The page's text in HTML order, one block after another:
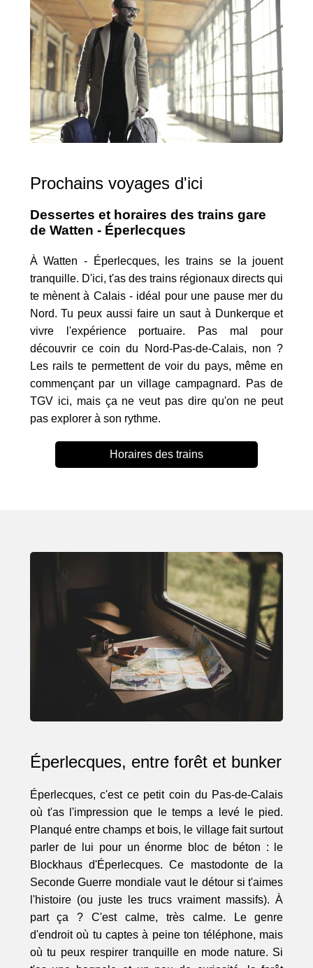
Prochains voyages d'ici
Dessertes et horaires des trains gare
de Watten - Éperlecques
À Watten - Éperlecques, les trains se la jouent
tranquille. D'ici, t'as des trains régionaux directs qui
te mènent à Calais - idéal pour une pause mer du
Nord. Tu peux aussi faire un saut à Dunkerque et
vivre l'expérience portuaire. Pas mal pour
découvrir ce coin du Nord-Pas-de-Calais, non ?
Les rails te permettent de voir du pays, même en
commençant par un village campagnard. Pas de
TGV ici, mais ça ne veut pas dire qu'on ne peut
pas explorer à son rythme.
Horaires des trains
Éperlecques, entre forêt et bunker
Éperlecques, c'est ce petit coin du Pas-de-Calais
où t'as l'impression que le temps a levé le pied.
Planqué entre champs et bois, le village fait surtout
parler de lui pour un énorme bloc de béton : le
Blockhaus d'Éperlecques. Ce mastodonte de la
Seconde Guerre mondiale vaut le détour si t'aimes
l'histoire (ou juste les trucs vraiment massifs). À
part ça ? C'est calme, très calme. Le genre
d'endroit où tu captes à peine ton téléphone, mais
où tu peux respirer tranquille en mode nature. Si